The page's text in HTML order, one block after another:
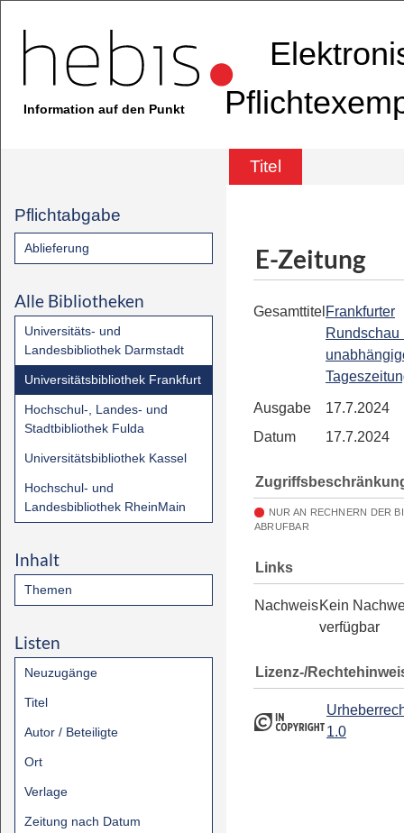
Information auf den Punkt
Titel
Pflichtabgabe
Ablieferung
Alle Bibliotheken
Universitäts- und
Landesbibliothek Darmstadt
Universitätsbibliothek Frankfurt
Hochschul-, Landes- und
Stadtbibliothek Fulda
Universitätsbibliothek Kassel
Hochschul- und
Landesbibliothek RheinMain
Inhalt
Themen
Listen
Neuzugänge
Titel
Autor / Beteiligte
Ort
Verlage
Zeitung nach Datum
E-Zeitung
Gesamttitel Frankfurter
Rundschau
Ausgabe
17.7.2024
Datum
17.7.2024
NUR AN RECHNERN DER
ABRUFBAR
Links
NachweisKein
verfügbar
Lizenz-/
1.0